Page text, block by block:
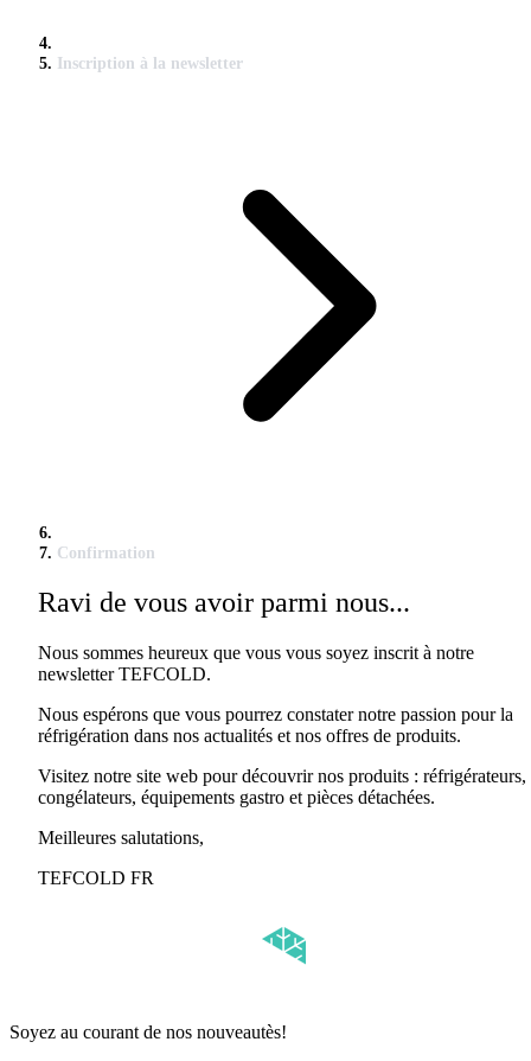
Inscription à la newsletter
Confirmation
Ravi de vous avoir parmi nous...
Nous sommes heureux que vous vous soyez inscrit à notre
newsletter TEFCOLD.
Nous espérons que vous pourrez constater notre passion pour la
réfrigération dans nos actualités et nos offres de produits.
Visitez notre site web pour découvrir nos produits : réfrigérateurs,
congélateurs, équipements gastro et pièces détachées.
Meilleures salutations,
TEFCOLD FR
Soyez au courant de nos nouveautès!